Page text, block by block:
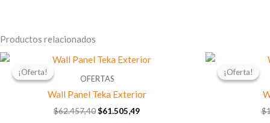
Productos relacionados
¡Oferta!
¡Oferta!
OFERTAS
Wall Panel Teka Exterior
$62.457,40
El
original
$62.457,40.
$61.505,49
El
$61.505,49.
¡Oferta!
¡Oferta!
$